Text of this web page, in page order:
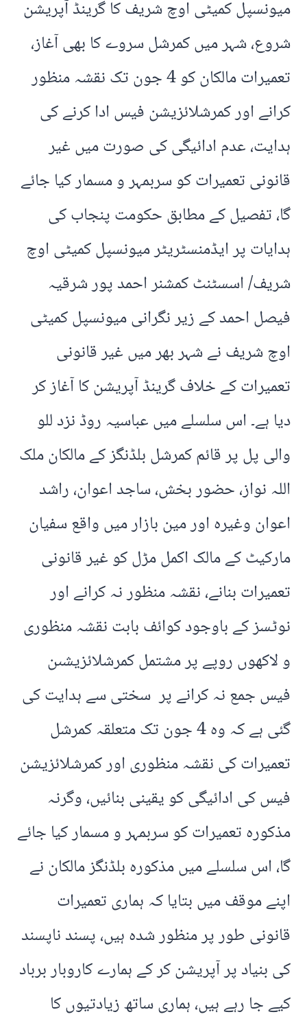
میونسپل کمیٹی اوچ شریف کا گرینڈ آپریشن
شروع، شہر میں کمرشل سروے کا بھی آغاز،
تعمیرات مالکان کو 4 جون تک نقشہ منظور
کرانے اور کمرشلائزیشن فیس ادا کرنے کی
ہدایت، عدم ادائیگی کی صورت میں غیر
قانونی تعمیرات کو سربمہر و مسمار کیا جائے
گا، تفصیل کے مطابق حکومت پنجاب کی
ہدایات پر ایڈمنسٹریٹر میونسپل کمیٹی اوچ
شریف/ اسسٹنٹ کمشنر احمد پور شرقیہ
فیصل احمد کے زیر نگرانی میونسپل کمیٹی
اوچ شریف نے شہر بھر میں غیر قانونی
تعمیرات کے خلاف گرینڈ آپریشن کا آغاز کر
دیا ہے۔ اس سلسلے میں عباسیہ روڈ نزد للو
والی پل پر قائم کمرشل بلڈنگز کے مالکان ملک
اللہ نواز، حضور بخش، ساجد اعوان، راشد
اعوان وغیرہ اور مین بازار میں واقع سفیان
مارکیٹ کے مالک اکمل مڑل کو غیر قانونی
تعمیرات بنانے، نقشہ منظور نہ کرانے اور
نوٹسز کے باوجود کوائف بابت نقشہ منظوری
و لاکھوں روپے پر مشتمل کمرشلائزیشںن
فیس جمع نہ کرانے پر سختی سے ہدایت کی
گئی ہے کہ وہ 4 جون تک متعلقہ کمرشل
تعمیرات کی نقشہ منظوری اور کمرشلائزیشن
فیس کی ادائیگی کو یقینی بنائیں، وگرنہ
مذکورہ تعمیرات کو سربمہر و مسمار کیا جائے
گا، اس سلسلے میں مذکورہ بلڈنگز مالکان نے
اپنے موقف میں بتایا کہ ہماری تعمیرات
قانونی طور پر منظور شدہ ہیں، پسند ناپسند
کی بنیاد پر آپریشن کر کے ہمارے کاروبار برباد
کیے جا رہے ہیں، ہماری ساتھ زیادتیوں کا